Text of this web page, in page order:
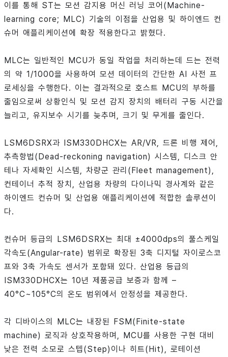
이를 통해 ST는 모션 감지용 머신 러닝 코어(Machine-
learning core; MLC) 기술의 이점을 산업용 및 하이엔드 컨
슈머 애플리케이션에 확장 적용한다고 밝혔다.
MLC는 일반적인 MCU가 동일 작업을 처리하는데 드는 전력
의 약 1/1000을 사용하여 모션 데이터의 간단한 AI 사전 프
로세싱을 수행한다. 이는 결과적으로 호스트 MCU의 부하를
줄임으로써 상황인식 및 모션 감지 장치의 배터리 구동 시간을
늘리고, 유지보수 시기를 늦추며, 크기 및 무게를 줄인다.
LSM6DSRX과 ISM330DHCX는 AR/VR, 드론 비행 제어,
추측항법(Dead-reckoning navigation) 시스템, 디스크 안
테나 자세확인 시스템, 차량군 관리(Fleet management),
컨테이너 추적 장치, 산업용 차량의 다이나믹 경사계와 같은
하이엔드 컨슈머 및 산업용 애플리케이션에 적합한 솔루션이
다.
컨슈머 등급의 LSM6DSRX는 최대 ±4000dps의 풀스케일
각속도(Angular-rate) 범위로 확장된 3축 디지털 자이로스코
프와 3축 가속도 센서가 포함돼 있다. 산업용 등급의
ISM330DHCX는 10년 제품공급 보증과 함께 –
40°C~105°C의 온도 범위에서 안정성을 제공한다.
각 디바이스의 MLC는 내장된 FSM(Finite-state
machine) 로직과 상호작용하며, MCU를 사용한 구현 대비
낮은 전력 소모로 스텝(Step)이나 히트(Hit), 로테이션